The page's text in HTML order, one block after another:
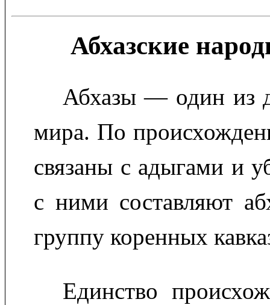
Абхазские
Абхазы — один из
мира. По
связаны с адыгами и
с ними составляют
группу коренных
Единство